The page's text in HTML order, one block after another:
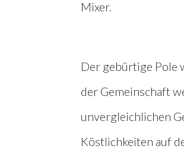
Mixer.
Der gebürtige Pole
der Gemeinschaft
unvergleichlichen
Köstlichkeiten auf